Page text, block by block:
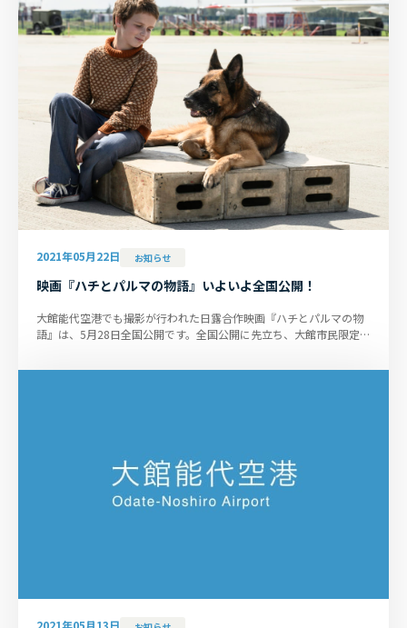
2021年05月22日 お知らせ
映画『ハチとパルマの物語』いよいよ全国公開！
大館能代空港でも撮影が行われた日露合作映画『ハチとパルマの物
語』は、5月28日全国公開です。全国公開に先立ち、大館市民限定の
2021年05月13日